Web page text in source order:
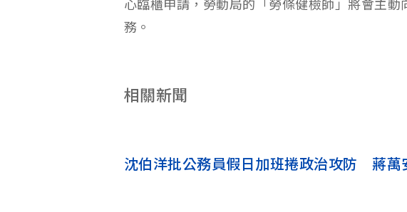
心臨櫃申請，勞動局的「勞條健檢師」將會主
務。
相關新聞
沈伯洋批公務員假日加班捲政治攻防 蔣萬